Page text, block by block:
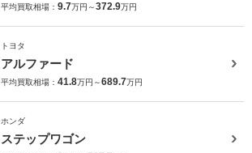
平均買取相場： 9.7万円～372.9万円
トヨタ
アルファード
平均買取相場： 41.8万円～689.7万円
ホンダ
ステップワゴン